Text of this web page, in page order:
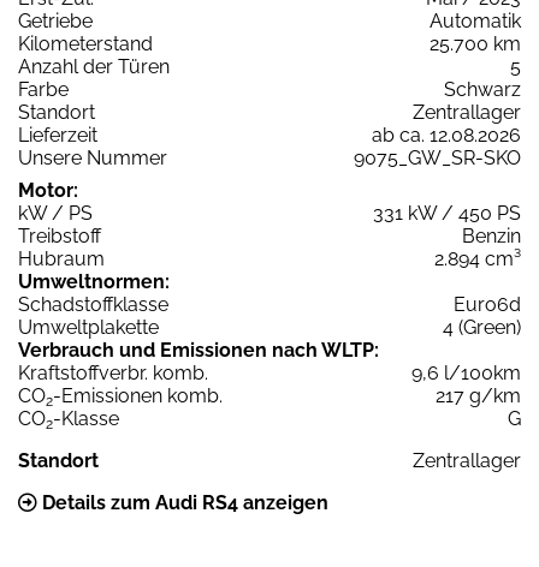
Getriebe
Automatik
Kilometerstand
25.700 km
Anzahl der Türen
5
Farbe
Schwarz
Standort
Zentrallager
Lieferzeit
ab ca. 12.08.2026
Unsere Nummer
9075_GW_SR-SKO
Motor:
kW / PS
331 kW / 450 PS
Treibstoff
Benzin
Hubraum
2.894 cm³
Umweltnormen:
Schadstoffklasse
Euro6d
Umweltplakette
4 (Green)
Verbrauch und Emissionen nach WLTP:
Kraftstoffverbr. komb.
9,6 l/100km
CO2-Emissionen komb.
217 g/km
CO2-Klasse
G
Standort
Zentrallager
Details zum Audi RS4 anzeigen